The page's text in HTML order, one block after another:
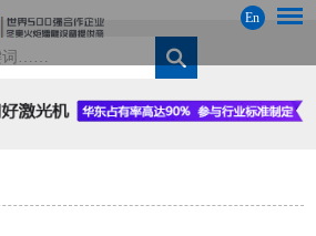
En